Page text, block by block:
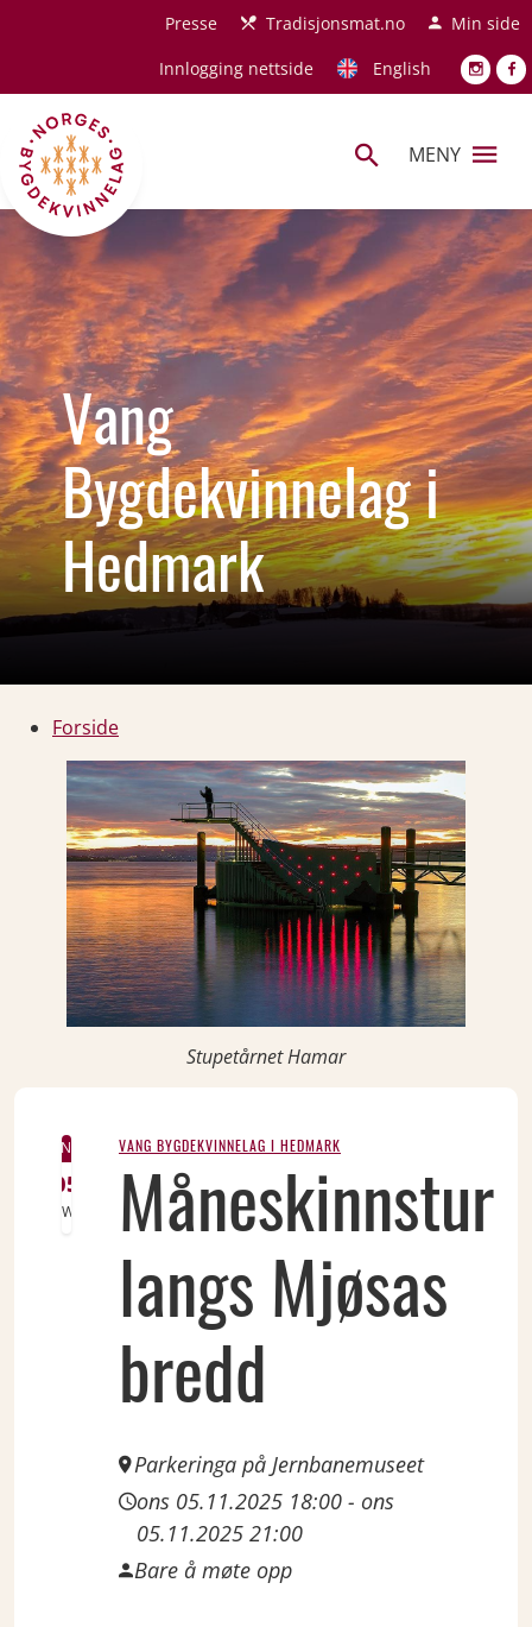
Hopp til hovedinnholdPresse Tradisjonsmat.no
Min side
Innlogging nettside
English
MENY
Vang
Bygdekvinnelag i
Hedmark
Forside
Stupetårnet Hamar
NOV
05
Wed
VANG BYGDEKVINNELAG I HEDMARK
Måneskinnstur
langs Mjøsas
bredd
Parkeringa på Jernbanemuseet
ons 05.11.2025 18:00 - ons
05.11.2025 21:00
Bare å møte opp